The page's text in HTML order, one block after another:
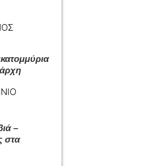
–
στα